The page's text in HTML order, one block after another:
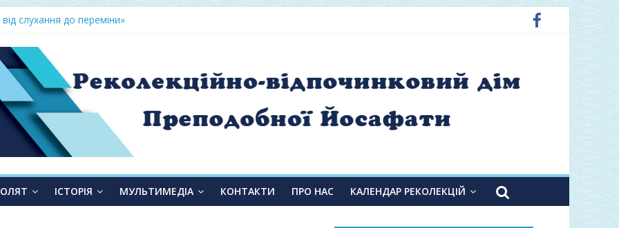
слухання до переміни»
ІСТОРІЯ МУЛЬТИМЕДІА КОНТАКТИ ПРО НАС КАЛЕНДАР РЕКОЛЕКЦІЙ